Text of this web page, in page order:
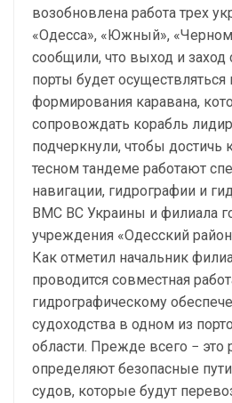
возобновлена работа трех
«Одесса», «Южный»,
сообщили, что выход и
порты будет осуществляться
формирования каравана,
сопровождать корабль
подчеркнули, чтобы достичь
тесном тандеме работают
навигации, гидрографии и
ВМС ВС Украины и филиала
учреждения «Одесский
Как отметил начальник
проводится совместная
гидрографическому
судоходства в одном из
области. Прежде всего − это
определяют безопасные
судов, которые будут